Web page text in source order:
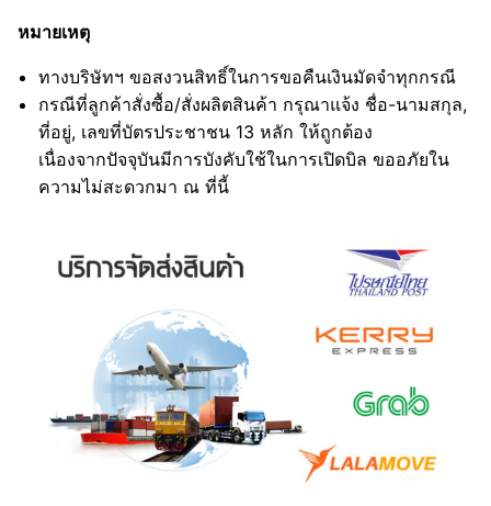
หมายเหตุ
ทางบริษัทฯ ขอสงวนสิทธิ์ในการขอคืนเงินมัดจำทุกกรณี
กรณีที่ลูกค้าสั่งซื้อ/สั่งผลิตสินค้า กรุณาแจ้ง ชื่อ-นามสกุล,
ที่อยู่, เลขที่บัตรประชาชน 13 หลัก ให้ถูกต้อง
เนื่องจากปัจจุบันมีการบังคับใช้ในการเปิดบิล ขออภัยใน
ความไม่สะดวกมา ณ ที่นี้